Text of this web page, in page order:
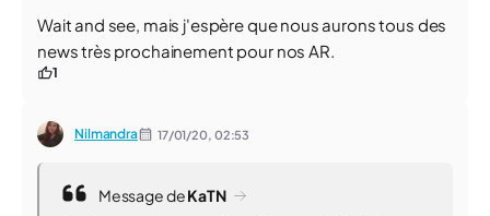
Wait and see, mais j'espère que nous aurons tous des
news très prochainement pour nos AR.
1
Nilmandra 17/01/20, 02:53
Message deKaTN